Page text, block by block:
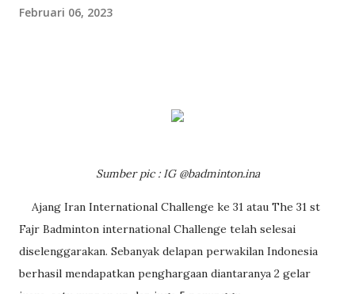
Februari 06, 2023
Sumber pic : IG @badminton.ina
Ajang Iran International Challenge ke 31 atau The 31 st
Fajr Badminton international Challenge telah selesai
diselenggarakan. Sebanyak delapan perwakilan Indonesia
berhasil mendapatkan penghargaan diantaranya 2 gelar